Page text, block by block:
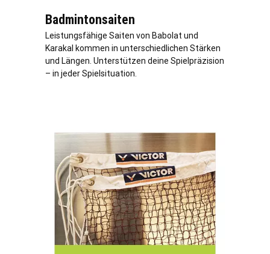
Badmintonsaiten
Leistungsfähige Saiten von Babolat und
Karakal kommen in unterschiedlichen Stärken
und Längen. Unterstützen deine Spielpräzision
– in jeder Spielsituation.